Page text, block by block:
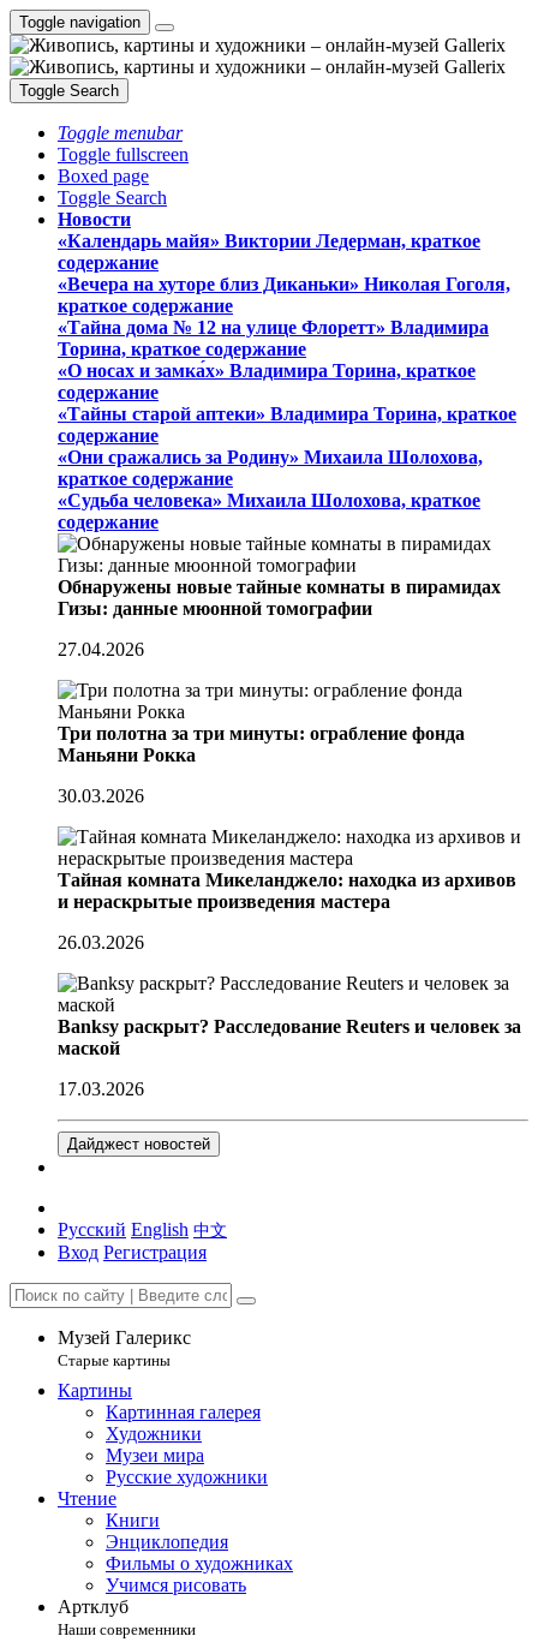
Toggle navigation
Toggle Search
Toggle menubar
Toggle fullscreen
Boxed page
Toggle Search
Новости
«Календарь майя» Виктории Ледерман, краткое
содержание
«Вечера на хуторе близ Диканьки» Николая Гоголя,
краткое содержание
«Тайна дома № 12 на улице Флоретт» Владимира
Торина, краткое содержание
«О носах и замка́х» Владимира Торина, краткое
содержание
«Тайны старой аптеки» Владимира Торина, краткое
содержание
«Они сражались за Родину» Михаила Шолохова,
краткое содержание
«Судьба человека» Михаила Шолохова, краткое
содержание
Обнаружены новые тайные комнаты в пирамидах
Гизы: данные мюонной томографии
27.04.2026
Три полотна за три минуты: ограбление фонда
Маньяни Рокка
30.03.2026
Тайная комната Микеланджело: находка из архивов
и нераскрытые произведения мастера
26.03.2026
Banksy раскрыт? Расследование Reuters и человек за
маской
17.03.2026
Дайджест новостей
Русский English 中文
Вход Регистрация
Музей Галерикс
Старые картины
Картины
Картинная галерея
Художники
Музеи мира
Русские художники
Чтение
Книги
Энциклопедия
Фильмы о художниках
Учимся рисовать
Артклуб
Наши современники